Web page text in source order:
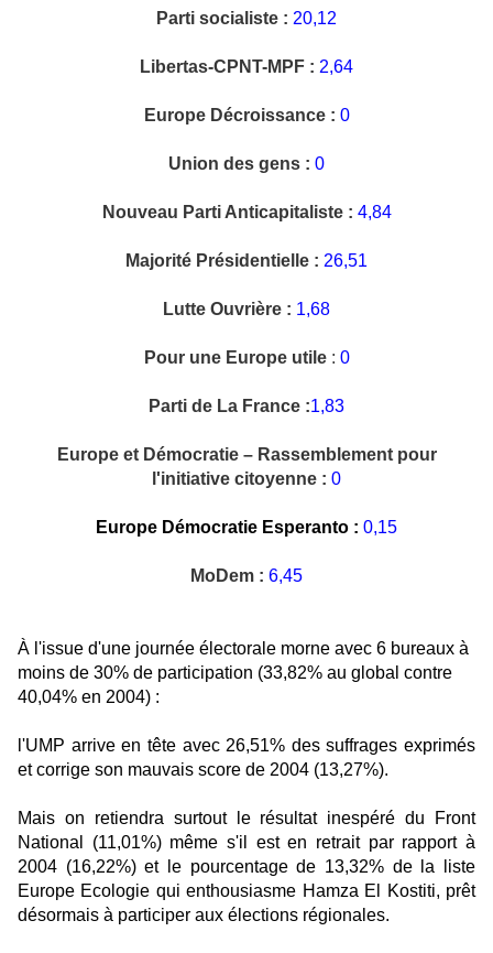
Parti socialiste : 20,12
Libertas-CPNT-MPF : 2,64
Europe Décroissance : 0
Union des gens : 0
Nouveau Parti Anticapitaliste : 4,84
Majorité Présidentielle : 26,51
Lutte Ouvrière : 1,68
Pour une Europe utile: 0
Parti de La France :1,83
Europe et Démocratie – Rassemblement pour
l'initiative citoyenne : 0
Europe Démocratie Esperanto : 0,15
MoDem : 6,45
À l'issue d'une journée électorale morne avec 6 bureaux à
moins de 30% de participation (33,82% au global contre
40,04% en 2004) :
l'UMP arrive en tête avec 26,51% des suffrages exprimés
et corrige son mauvais score de 2004 (13,27%).
Mais on retiendra surtout le résultat inespéré du Front
National (11,01%) même s'il est en retrait par rapport à
2004 (16,22%) et le pourcentage de 13,32% de la liste
Europe Ecologie qui enthousiasme Hamza El Kostiti, prêt
désormais à participer aux élections régionales.